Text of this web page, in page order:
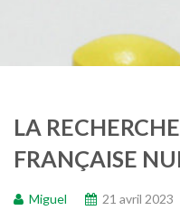
LA
FRANÇAISE
Miguel 21 avril 2023